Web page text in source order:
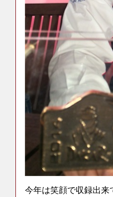
今年は笑顔で収録出来